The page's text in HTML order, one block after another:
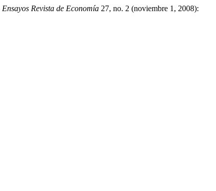
Ensayos Revista de Economía 27, no. 2 (noviembre 1, 2008):